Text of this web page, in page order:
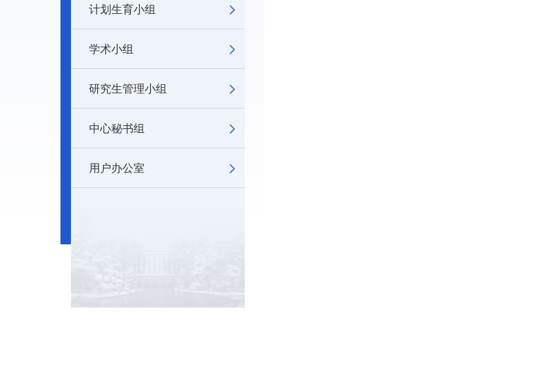
计划生育小组
学术小组
研究生管理小组
中心秘书组
用户办公室